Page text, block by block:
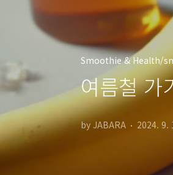
Smoothie & Health/
여름철 가
by JABARA 2024. 9.